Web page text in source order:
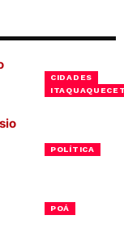
CIDADES
POLÍTICA
POÁ